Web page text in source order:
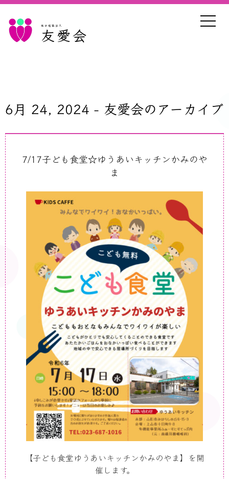
社会福祉法人
友愛会
6月 24, 2024 - 友愛会のアーカイブ
7/17子ども食堂☆ゆうあいキッチンかみのや
ま
【子ども食堂ゆうあいキッチンかみのやま】を開
催します。